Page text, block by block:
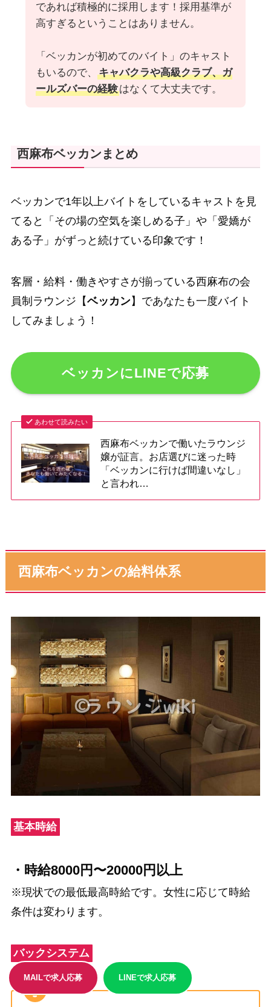
であれば積極的に採用します！採用基準が
高すぎるということはありません。
「ベッカンが初めてのバイト」のキャスト
もいるので、
キャバクラや高級クラブ、ガ
ールズバーの経験はなくて大丈夫です。
西麻布ベッカンまとめ
ベッカンで1年以上バイトをしているキャストを見
てると「その場の空気を楽しめる子」や「愛嬌が
ある子」がずっと続けている印象です！
客層・給料・働きやすさが揃っている西麻布の会
員制ラウンジ【ベッカン】であなたも一度バイト
してみましょう！
ベッカンにLINEで応募
あわせて読みたい
西麻布ベッカンで働いたラウンジ
嬢が証言。お店選びに迷った時
「ベッカンに行けば間違いなし」
と言われ…
西麻布ベッカンの給料体系
基本時給
・時給8000円〜20000円以上
※現状での最低最高時給です。女性に応じて時給
条件は変わります。
バックシステム
MAILで求人応募 LINEで求人応募